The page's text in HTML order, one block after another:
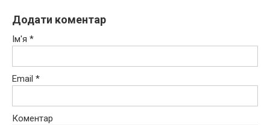
Додати коментар
Ім'я *
Email *
Коментар